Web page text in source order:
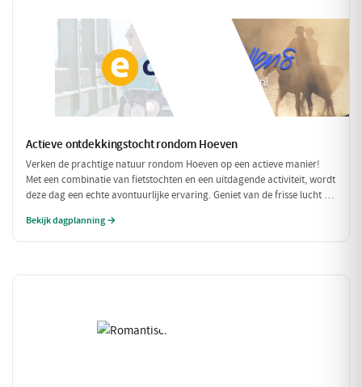
Actieve ontdekkingstocht rondom Hoeven
Verken de prachtige natuur rondom Hoeven op een actieve manier!
Met een combinatie van fietstochten en een uitdagende activiteit, wordt
deze dag een echte avontuurlijke ervaring. Geniet van de frisse lucht en
Bekijk dagplanning →